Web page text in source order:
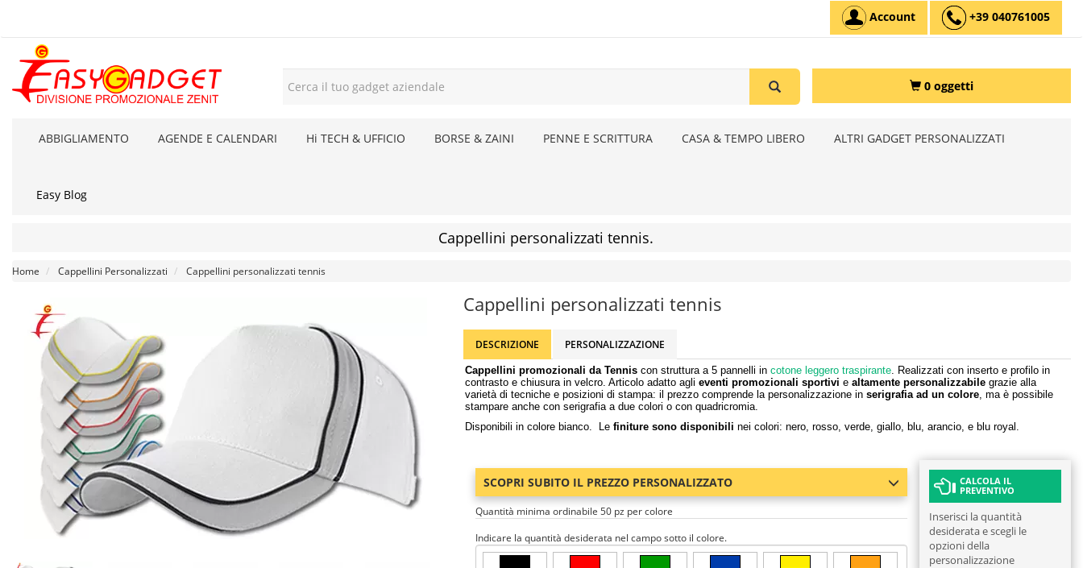
Account +39 040761005
0 oggetti
ABBIGLIAMENTO AGENDE E CALENDARI Hi TECH & UFFICIO BORSE & ZAINI PENNE E SCRITTURA CASA & TEMPO LIBERO ALTRI GADGET PERSONALIZZATI
Easy Blog
Cappellini personalizzati tennis.
Home Cappellini Personalizzati Cappellini personalizzati tennis
Cappellini personalizzati tennis
DESCRIZIONE PERSONALIZZAZIONE
Cappellini promozionali da Tennis con struttura a 5 pannelli in cotone leggero traspirante. Realizzati con inserto e profilo in
contrasto e chiusura in velcro. Articolo adatto agli eventi promozionali sportivi e altamente personalizzabile grazie alla
varietà di tecniche e posizioni di stampa: il prezzo comprende la personalizzazione in serigrafia ad un colore, ma è possibile
stampare anche con serigrafia a due colori o con quadricromia.
Disponibili in colore bianco. Le finiture sono disponibili nei colori: nero, rosso, verde, giallo, blu, arancio, e blu royal.
SCOPRI SUBITO IL PREZZO PERSONALIZZATO
Quantità minima ordinabile 50 pz per colore
Indicare la quantità desiderata nel campo sotto il colore.
CALCOLA IL
PREVENTIVO
Inserisci la quantità
desiderata e scegli le
opzioni della
personalizzazione